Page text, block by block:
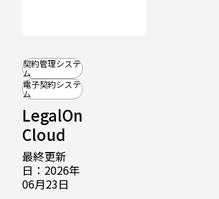
契約管理システ
ム
電子契約システ
ム
LegalOn
Cloud
最終更新
日：2026年
06月23日